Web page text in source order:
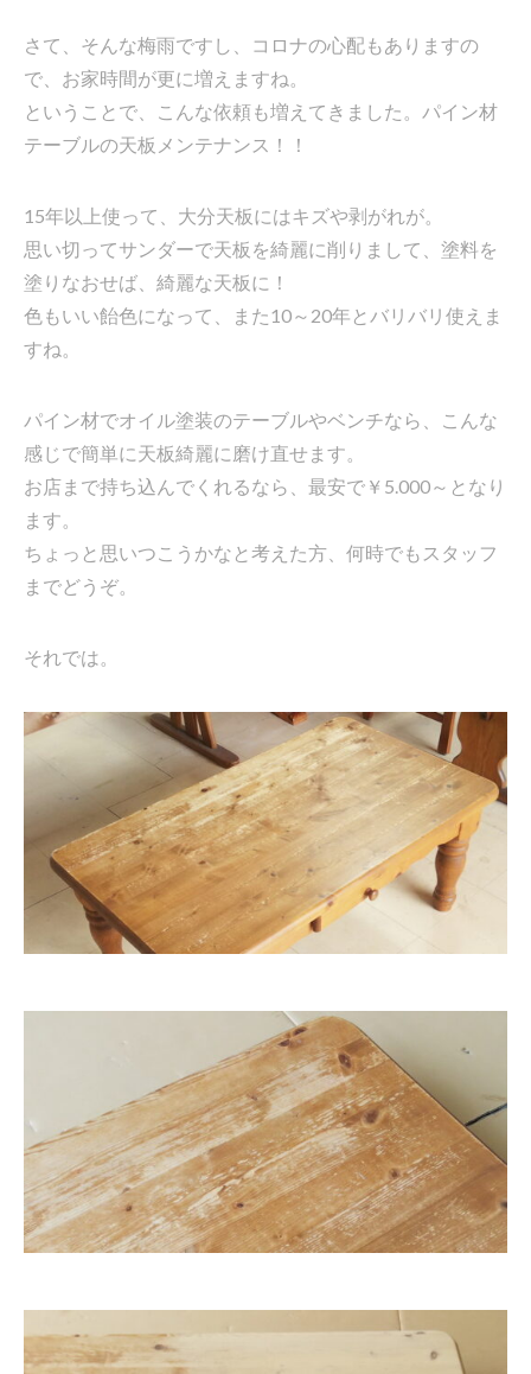
さて、そんな梅雨ですし、コロナの心配もありますの
で、お家時間が更に増えますね。
ということで、こんな依頼も増えてきました。パイン材
テーブルの天板メンテナンス！！
15年以上使って、大分天板にはキズや剥がれが。
思い切ってサンダーで天板を綺麗に削りまして、塗料を
塗りなおせば、綺麗な天板に！
色もいい飴色になって、また10～20年とバリバリ使えま
すね。
パイン材でオイル塗装のテーブルやベンチなら、こんな
感じで簡単に天板綺麗に磨け直せます。
お店まで持ち込んでくれるなら、最安で￥5.000～となり
ます。
ちょっと思いつこうかなと考えた方、何時でもスタッフ
までどうぞ。
それでは。